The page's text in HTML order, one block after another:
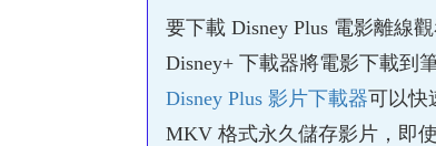
要下載 Disney Plus 電影離線
Disney+ 下載器將電影下載到
Disney Plus 影片下載器可以快
MKV 格式永久儲存影片，即